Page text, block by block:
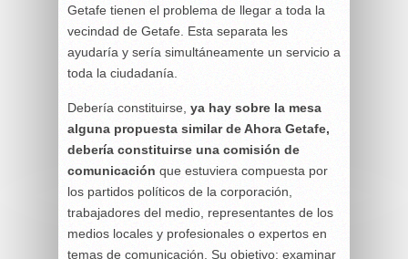
Getafe tienen el problema de llegar a toda la
vecindad de Getafe. Esta separata les
ayudaría y sería simultáneamente un servicio a
toda la ciudadanía.
Debería constituirse, ya hay sobre la mesa
alguna propuesta similar de Ahora Getafe,
debería constituirse una comisión de
comunicación que estuviera compuesta por
los partidos políticos de la corporación,
trabajadores del medio, representantes de los
medios locales y profesionales o expertos en
temas de comunicación. Su objetivo: examinar